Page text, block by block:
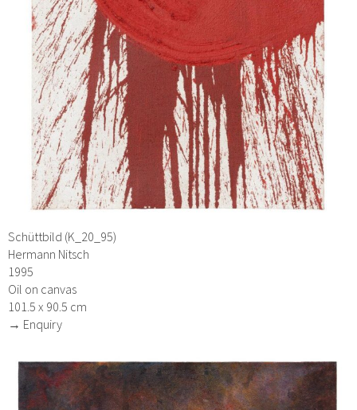
Schüttbild (K_20_95)
Hermann Nitsch
1995
Oil on canvas
101.5 x 90.5 cm
→ Enquiry